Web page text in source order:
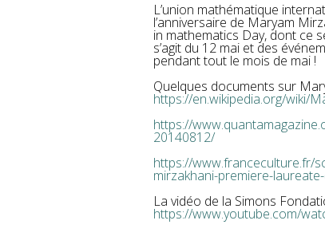
L’union mathématique
l’anniversaire de Maryam
in mathematics Day, dont ce
s’agit du 12 mai et des
pendant tout le mois de mai !
Quelques documents sur
https://en.wikipedia.org/wiki/
https://
20140812/
https://www.franceculture.fr/
mirzakhani-premiere-
La vidéo de la Simons
https://www.youtube.com/